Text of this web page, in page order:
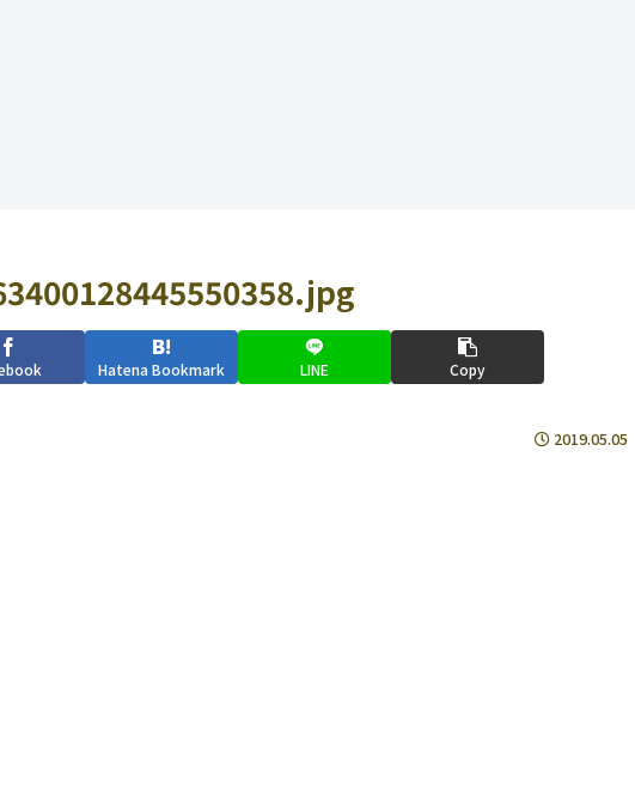
Hatena Bookmark LINE Copy
2019.05.05